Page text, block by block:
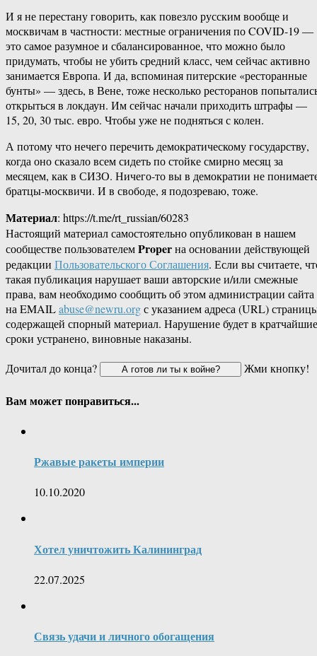
И я не перестану говорить, как повезло русским вообще и
москвичам в частности: местные ограничения по COVID-19 —
это самое разумное и сбалансированное, что можно было
придумать, чтобы не убить средний класс, чем сейчас активно
занимается Европа. И да, вспоминая питерские «ресторанные
бунты» — здесь, в Вене, тоже несколько ресторанов
открыться в локдаун. Им сейчас начали приходить штрафы —
15, 20, 30 тыс. евро. Чтобы уже не подняться с колен.
А потому что нечего перечить демократическому государству,
когда оно сказало всем сидеть по стойке смирно месяц за
месяцем, как в СИЗО. Ничего-то вы в демократии не
братцы-москвичи. И в свободе, я подозреваю, тоже.
Материал: https://t.me/rt_russian/60283
Настоящий материал самостоятельно опубликован в нашем
сообществе пользователемProperна основании действующей
редакции Пользовательского Соглашения. Если вы считаете,
такая публикация нарушает ваши авторские и/или смежные
права, вам необходимо сообщить об этом администрации сайта
на EMAILabuse@newru.orgс указанием адреса (URL)
содержащей спорный материал. Нарушение будет в кратчайшие
сроки устранено, виновные наказаны.
Дочитал до конца?
Жми кнопку!
Вам может понравиться...
Ржавые ракеты империи
10.10.2020
Хотел уничтожить Калининград
22.07.2025
Связь удачи и личного обогащения